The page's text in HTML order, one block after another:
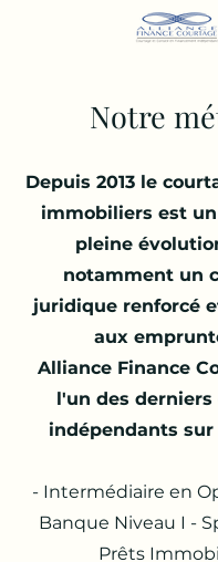
Notre
Depuis 2013 le
immobiliers est
pleine
notamment un
juridique renforcé
aux
Alliance Finance
l'un des derniers
indépendants sur
- Intermédiaire en
Banque Niveau I -
Prêts